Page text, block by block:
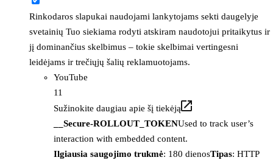
Rinkodaros slapukai naudojami lankytojams sekti daugelyje
svetainių Tuo siekiama rodyti atskiram naudotojui pritaikytus ir
jį dominančius skelbimus – tokie skelbimai vertingesni
leidėjams ir trečiųjų šalių reklamuotojams.
YouTube
11
Sužinokite daugiau apie šį tiekėją
__Secure-ROLLOUT_TOKENUsed to track user’s
interaction with embedded content.
Ilgiausia saugojimo trukmė: 180 dienosTipas: HTTP